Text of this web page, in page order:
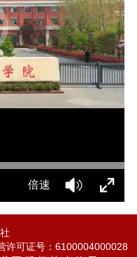
倍速
许可证号：6100004000028